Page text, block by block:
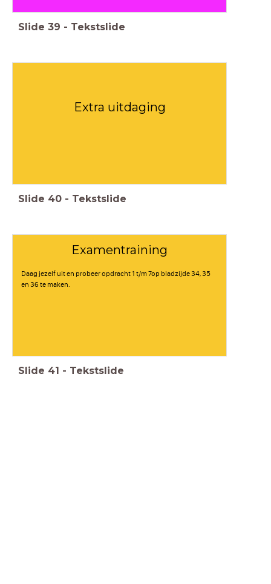
Slide 39 - Tekstslide
Extra uitdaging
Slide 40 - Tekstslide
Examentraining
Daag jezelf uit en probeer opdracht 1 t/m 7op bladzijde 34, 35
en 36 te maken.
Slide 41 - Tekstslide